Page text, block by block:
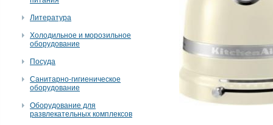
Литература
Холодильное и морозильное
оборудование
Посуда
Санитарно-гигиеническое
оборудование
Оборудование для
развлекательных комплексов